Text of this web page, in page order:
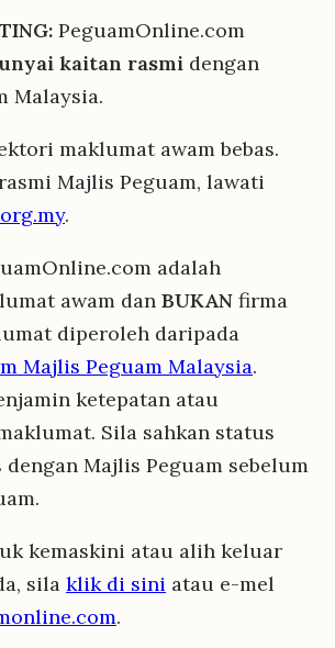
PeguamOnline.com
kaitan rasmi dengan
Malaysia.
maklumat awam bebas.
Majlis Peguam, lawati
.
adalah
awam dan BUKAN firma
diperoleh daripada
Majlis Peguam Malaysia.
ketepatan atau
Sila sahkan status
Majlis Peguam sebelum
kemaskini atau alih keluar
sila klik di sini atau e-mel
.